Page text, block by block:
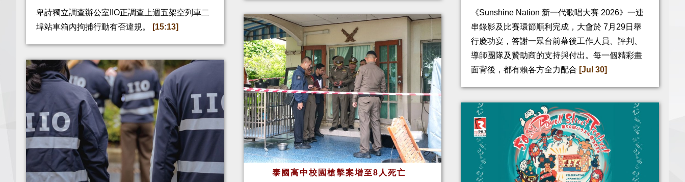
卑詩獨立調查辦公室IIO正調查上週五架空列車二
埠站車箱內拘捕行動有否違規。
[15:13]
泰國高中校園槍擊案增至8人死亡
《Sunshine Nation 新一代歌唱大賽 2026》一連
串錄影及比賽環節順利完成，大會於 7月29日舉
行慶功宴，答謝一眾台前幕後工作人員、評判、
導師團隊及贊助商的支持與付出。每一個精彩畫
面背後，都有賴各方全力配合 [Jul 30]